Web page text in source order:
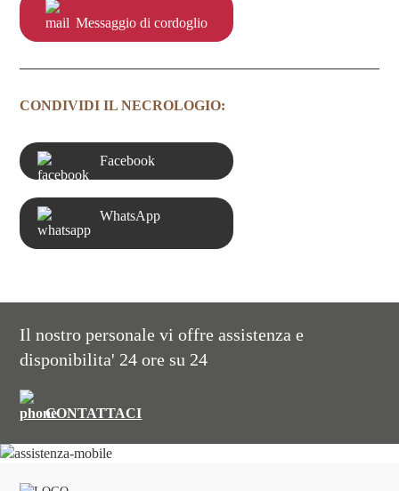
Messaggio di cordoglio
CONDIVIDI IL NECROLOGIO:
Facebook
WhatsApp
Il nostro personale vi offre assistenza e
disponibilita' 24 ore su 24
CONTATTACI